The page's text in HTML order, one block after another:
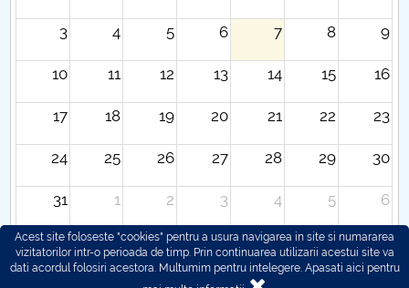
3 4 5 6 7 8 9
10 11 12 13 14 15 16
17 18 19 20 21 22 23
24 25 26 27 28 29 30
31 1 2 3 4 5 6
Acest site foloseste "cookies" pentru a usura navigarea in site si numararea
vizitatorilor intr-o perioada de timp. Prin continuarea utilizarii acestui site va
dati acordul folosiri acestora. Multumim pentru intelegere. Apasati aici pentru